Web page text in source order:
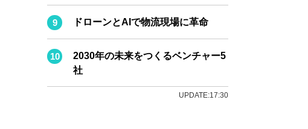
ドローンとAIで物流現場に革命
2030年の未来をつくるベンチャー5
社
UPDATE:17:30